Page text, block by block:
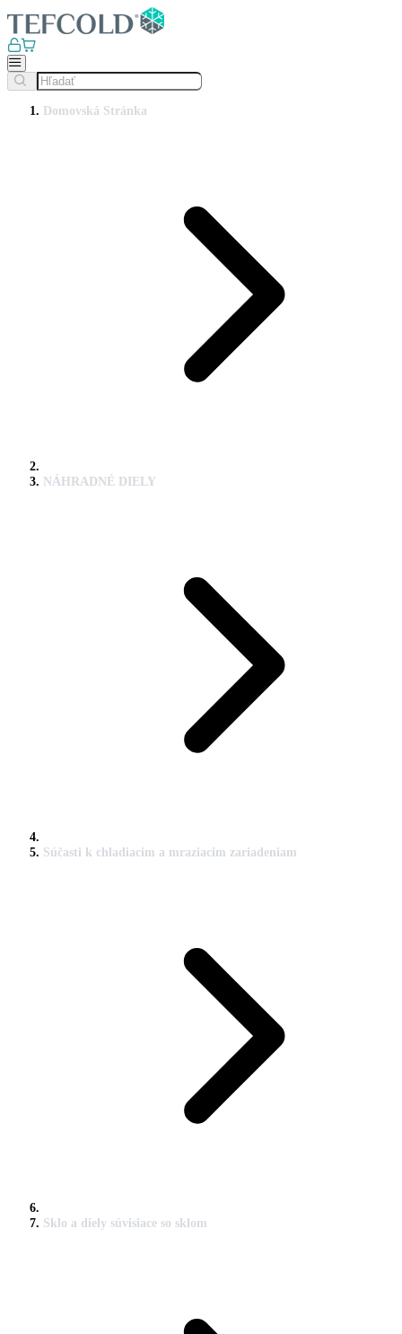
Domovská Stránka
NÁHRADNÉ DIELY
Súčasti k chladiacim a mraziacim zariadeniam
Sklo a diely súvisiace so sklom